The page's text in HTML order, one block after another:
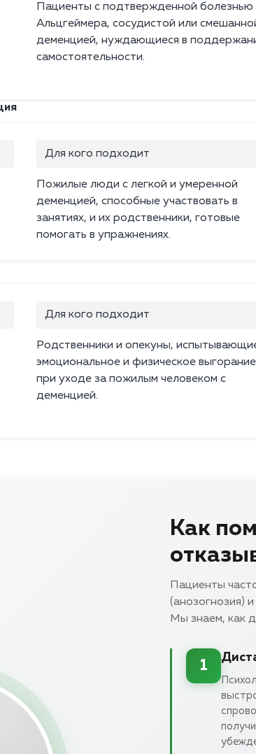
Пациенты с подтвержденной болезнью
Альцгеймера, сосудистой или
деменцией, нуждающиеся в
самостоятельности.
Для кого подходит
Пожилые люди с легкой и умеренной
деменцией, способные участвовать в
занятиях, и их родственники, готовые
помогать в упражнениях.
Для кого подходит
Родственники и опекуны,
эмоциональное и физическое выгорание
при уходе за пожилым человеком с
деменцией.
Как
Пациенты
(анозогнозия)
Мы знаем, как
1